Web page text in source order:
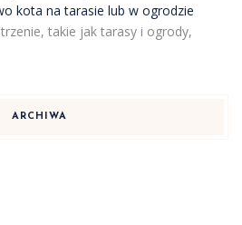
kota na tarasie lub w ogrodzie
takie jak tarasy i ogrody,
ARCHIWA